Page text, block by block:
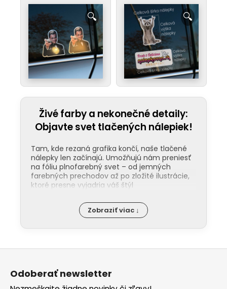
HRDOSŤ
SYMBOLIKA
Živé farby a nekonečné detaily:
Objavte svet tlačených nálepiek!
Tam, kde rezaná grafika končí, naše tlačené
nálepky len začínajú. Umožňujú nám preniesť
na fóliu plnofarebný svet – od jemných
farebných prechodov až po zložité ilustrácie,
ktoré presne vyjadria váš štýl
Odolnosť pod ochranou laminácie:
Kľúčom k dlhej životnosti našich nálepiek
rozdiel od bežných nálepiek, tie naše
slnku. Na našom YouTube kanáli vám
ukážeme rozdiel medzi matným a
Zobraziť viac ↓
Z
Odoberať newsletter